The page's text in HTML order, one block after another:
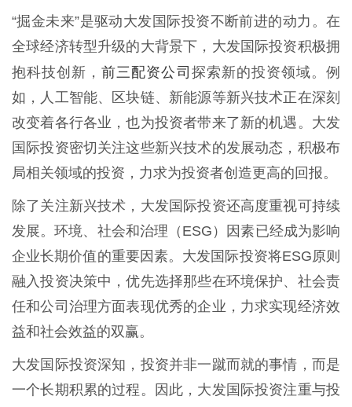
“掘金未来”是驱动大发国际投资不断前进的动力。在
全球经济转型升级的大背景下，大发国际投资积极拥
抱科技创新，前三配资公司 探索新的投资领域。例
如，人工智能、区块链、新能源等新兴技术正在深刻
改变着各行各业，也为投资者带来了新的机遇。大发
国际投资密切关注这些新兴技术的发展动态，积极布
局相关领域的投资，力求为投资者创造更高的回报。
除了关注新兴技术，大发国际投资还高度重视可持续
发展。环境、社会和治理（ESG）因素已经成为影响
企业长期价值的重要因素。大发国际投资将ESG原则
融入投资决策中，优先选择那些在环境保护、社会责
任和公司治理方面表现优秀的企业，力求实现经济效
益和社会效益的双赢。
大发国际投资深知，投资并非一蹴而就的事情，而是
一个长期积累的过程。因此，大发国际投资注重与投